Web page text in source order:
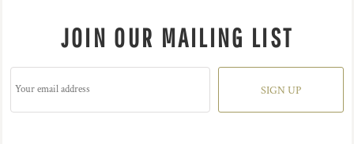
JOIN OUR MAILING LIST
SIGN UP